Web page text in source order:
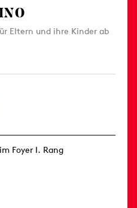
Eltern und ihre Kinder ab
Foyer I. Rang